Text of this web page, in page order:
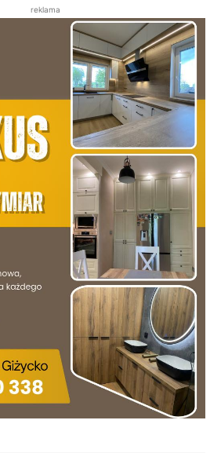
reklama